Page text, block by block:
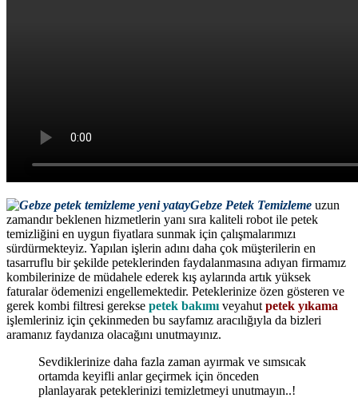
Gebze Petek Temizleme uzun
zamandır beklenen hizmetlerin yanı sıra kaliteli robot ile petek
temizliğini en uygun fiyatlara sunmak için çalışmalarımızı
sürdürmekteyiz. Yapılan işlerin adını daha çok müşterilerin en
tasarruflu bir şekilde peteklerinden faydalanmasına adıyan firmamız
kombilerinize de müdahele ederek kış aylarında artık yüksek
faturalar ödemenizi engellemektedir. Peteklerinize özen gösteren ve
gerek kombi filtresi gerekse petek bakımı veyahut petek yıkama
işlemleriniz için çekinmeden bu sayfamız aracılığıyla da bizleri
aramanız faydanıza olacağını unutmayınız.
Sevdiklerinize daha fazla zaman ayırmak ve sımsıcak
ortamda keyifli anlar geçirmek için önceden
planlayarak peteklerinizi temizletmeyi unutmayın..!